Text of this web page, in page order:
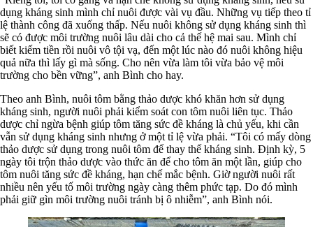
dụng kháng sinh mình chỉ nuôi được vài vụ đầu. Những vụ tiếp theo tỉ
lệ thành công đã xuống thấp. Nếu nuôi không sử dụng kháng sinh thì
sẽ có được môi trường nuôi lâu dài cho cả thế hệ mai sau. Mình chỉ
biết kiếm tiền rồi nuôi vô tội vạ, đến một lúc nào đó nuôi không hiệu
quả nữa thì lấy gì mà sống. Cho nên vừa làm tôi vừa bảo vệ môi
trường cho bền vững”, anh Bình cho hay.
Theo anh Bình, nuôi tôm bằng thảo dược khó khăn hơn sử dụng
kháng sinh, người nuôi phải kiểm soát con tôm nuôi liên tục. Thảo
dược chỉ ngừa bệnh giúp tôm tăng sức đề kháng là chủ yếu, khi cần
vẫn sử dụng kháng sinh nhưng ở một tỉ lệ vừa phải. “Tôi có mấy dòng
thảo dược sử dụng trong nuôi tôm để thay thế kháng sinh. Định kỳ, 5
ngày tôi trộn thảo dược vào thức ăn để cho tôm ăn một lần, giúp cho
tôm nuôi tăng sức đề kháng, hạn chế mắc bệnh. Giờ người nuôi rất
nhiều nên yếu tố môi trường ngày càng thêm phức tạp. Do đó mình
phải giữ gìn môi trường nuôi tránh bị ô nhiễm”, anh Bình nói.